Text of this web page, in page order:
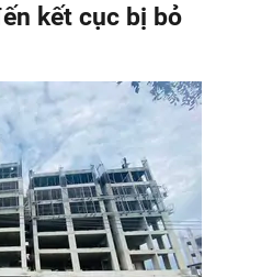
kết cục bị bỏ